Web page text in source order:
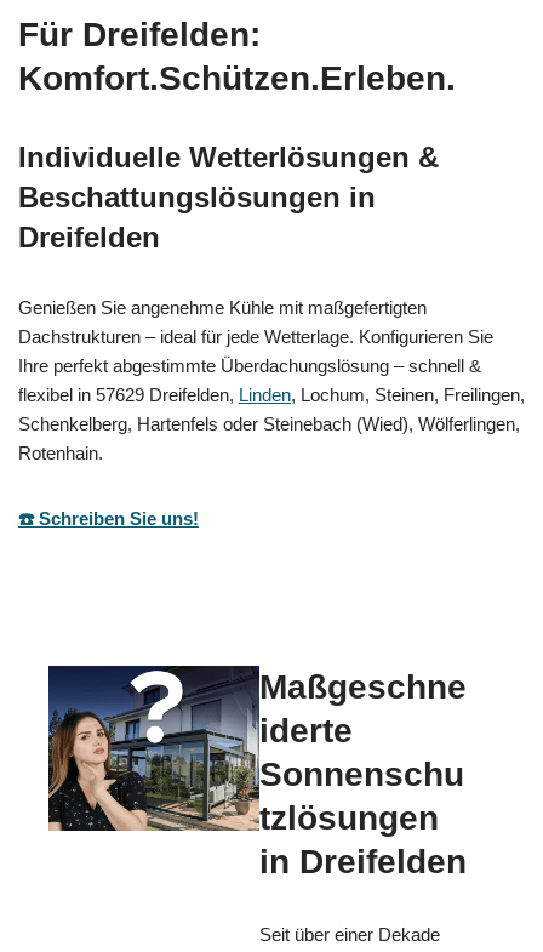
Für Dreifelden:
Komfort.Schützen.Erleben.
Individuelle Wetterlösungen &
Beschattungslösungen in
Dreifelden
Genießen Sie angenehme Kühle mit maßgefertigten
Dachstrukturen – ideal für jede Wetterlage. Konfigurieren Sie
Ihre perfekt abgestimmte Überdachungslösung – schnell &
flexibel in 57629 Dreifelden, Linden, Lochum, Steinen, Freilingen,
Schenkelberg, Hartenfels oder Steinebach (Wied), Wölferlingen,
Rotenhain.
☎️ Schreiben Sie uns!
Maßgeschne
iderte
Sonnenschu
tzlösungen
in Dreifelden
Seit über einer Dekade